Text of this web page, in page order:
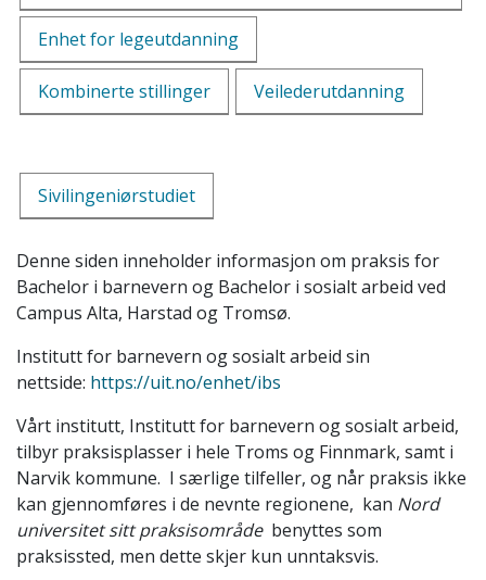
Enhet for legeutdanning
Kombinerte stillinger Veilederutdanning
Sivilingeniørstudiet
Denne siden inneholder informasjon om praksis for
Bachelor i barnevern og Bachelor i sosialt arbeid ved
Campus Alta, Harstad og Tromsø.
Institutt for barnevern og sosialt arbeid sin
nettside: https://uit.no/enhet/ibs
Vårt institutt, Institutt for barnevern og sosialt arbeid,
tilbyr praksisplasser i hele Troms og Finnmark, samt i
Narvik kommune. I særlige tilfeller, og når praksis ikke
kan gjennomføres i de nevnte regionene, kan Nord
universitet sitt praksisområde benyttes som
praksissted, men dette skjer kun unntaksvis.